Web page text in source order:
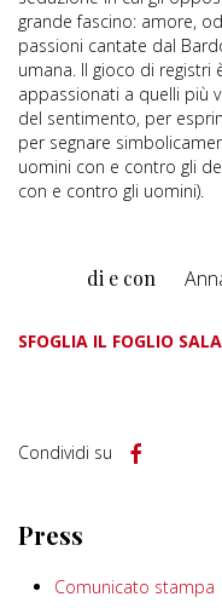
grande fascino: amore,
passioni cantate dal
umana. Il gioco di registri
appassionati a quelli più
del sentimento, per
per segnare
uomini con e contro gli
con e contro gli uomini).
di e con
SFOGLIA IL FOGLIO SALA
Condividi su
Press
Comunicato stampa